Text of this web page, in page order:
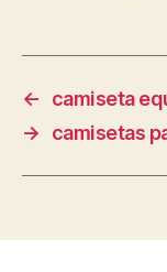
←
camiseta
→
camisetas